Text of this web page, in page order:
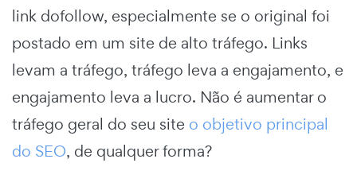
link dofollow, especialmente se o original foi
postado em um site de alto tráfego. Links
levam a tráfego, tráfego leva a engajamento, e
engajamento leva a lucro. Não é aumentar o
tráfego geral do seu site o objetivo principal
do SEO, de qualquer forma?